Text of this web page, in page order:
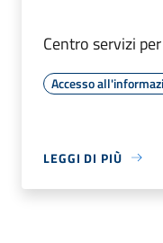
Centro servizi
Accesso
LEGGI DI PIÙ